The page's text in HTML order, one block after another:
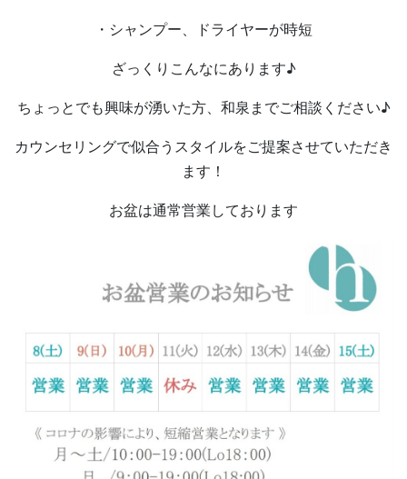
・シャンプー、ドライヤーが時短
ざっくりこんなにあります♪
ちょっとでも興味が湧いた方、和泉までご相談ください♪
カウンセリングで似合うスタイルをご提案させていただき
ます！
お盆は通常営業しております